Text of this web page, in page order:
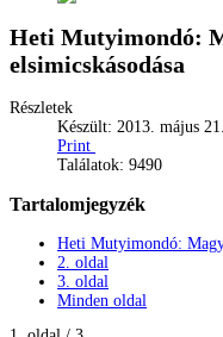
Heti Mutyimondó:
elsimicskásodása
Részletek
Készült: 2013. május
Print
Találatok: 9490
Tartalomjegyzék
Heti Mutyimondó:
2. oldal
3. oldal
Minden oldal